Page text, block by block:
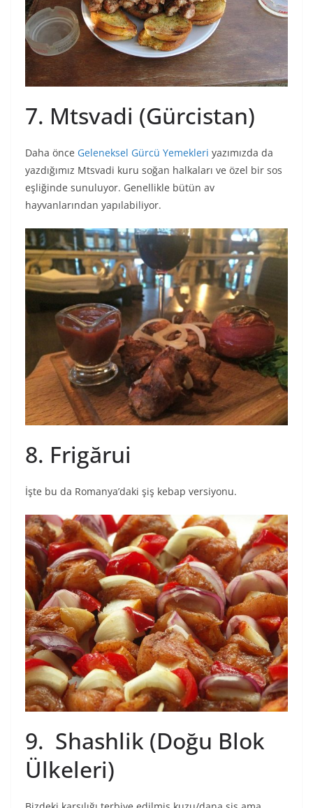
7. Mtsvadi (Gürcistan)
Daha önce Geleneksel Gürcü Yemekleri yazımızda da
yazdığımız Mtsvadi kuru soğan halkaları ve özel bir sos
eşliğinde sunuluyor. Genellikle bütün av
hayvanlarından yapılabiliyor.
8. Frigărui
İşte bu da Romanya’daki şiş kebap versiyonu.
9. Shashlik (Doğu Blok
Ülkeleri)